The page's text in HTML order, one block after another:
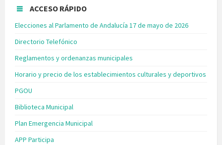
ACCESO RÁPIDO
Elecciones al Parlamento de Andalucía 17 de mayo de 2026
Directorio Telefónico
Reglamentos y ordenanzas municipales
Horario y precio de los establecimientos culturales y deportivos
PGOU
Biblioteca Municipal
Plan Emergencia Municipal
APP Participa